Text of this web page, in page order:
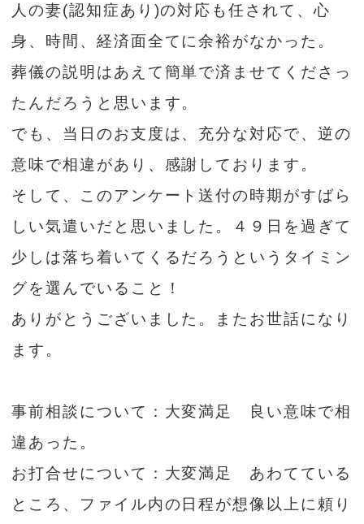
人の妻(認知症あり)の対応も任されて、心
身、時間、経済面全てに余裕がなかった。
葬儀の説明はあえて簡単で済ませてくださっ
たんだろうと思います。
でも、当日のお支度は、充分な対応で、逆の
意味で相違があり、感謝しております。
そして、このアンケート送付の時期がすばら
しい気遣いだと思いました。４９日を過ぎて
少しは落ち着いてくるだろうというタイミン
グを選んでいること！
ありがとうございました。またお世話になり
ます。
事前相談について：大変満足 良い意味で相
違あった。
お打合せについて：大変満足 あわてている
ところ、ファイル内の日程が想像以上に頼り